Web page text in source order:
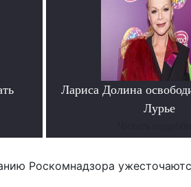
Лариса Долина
Лурье
Роскомнадзора